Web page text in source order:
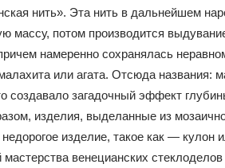
нить». Эта нить в дальнейшем
массу, потом производится
намеренно сохранялась
или агата. Отсюда названия:
создавало загадочный эффект
изделия, выделанные из
недорогое изделие, такое как —
венецианских